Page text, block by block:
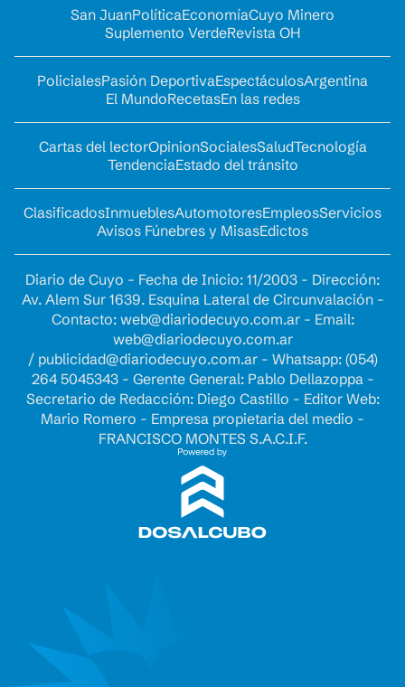
San JuanPolíticaEconomíaCuyo Minero
Suplemento VerdeRevista OH
PolicialesPasión DeportivaEspectáculosArgentina
El MundoRecetasEn las redes
Cartas del lectorOpinionSocialesSaludTecnología
TendenciaEstado del tránsito
ClasificadosInmueblesAutomotoresEmpleosServicios
Avisos Fúnebres y MisasEdictos
Diario de Cuyo - Fecha de Inicio: 11/2003 - Dirección:
Av. Alem Sur 1639. Esquina Lateral de Circunvalación -
Contacto: web@diariodecuyo.com.ar- Email:
web@diariodecuyo.com.ar
/ publicidad@diariodecuyo.com.ar- Whatsapp: (054)
264 5045343 - Gerente General: Pablo Dellazoppa -
Secretario de Redacción: Diego Castillo - Editor Web:
Mario Romero - Empresa propietaria del medio -
FRANCISCO MONTES S.A.C.I.F.